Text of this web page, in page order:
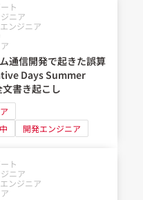
ト
ニア
ンジニア
通信開発で起きた誤算
Days Summer
書き起こし
開発エンジニア
ト
ニア
ンジニア